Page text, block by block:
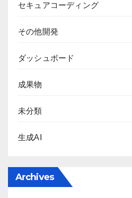
セキュアコーディング
その他開発
ダッシュボード
成果物
未分類
生成AI
Archives